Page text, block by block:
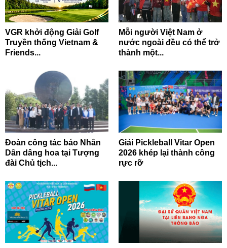
VGR khởi động Giải Golf
Truyền thống Vietnam &
Friends...
Mỗi người Việt Nam ở
nước ngoài đều có thể trở
thành một...
Đoàn công tác báo Nhân
Dân dâng hoa tại Tượng
đài Chủ tịch...
Giải Pickleball Vitar Open
2026 khép lại thành công
rực rỡ